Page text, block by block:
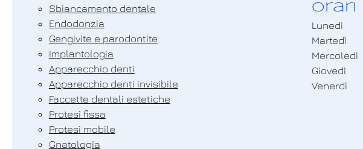
Sbiancamento dentale
Endodonzia
Gengivite e parodontite
Implantologia
Apparecchio denti
Apparecchio denti invisibile
Faccette dentali estetiche
Protesi fissa
Protesi mobile
Gnatologia
orari
Lunedì
Martedì
Mercoledì
Giovedì
Venerdì